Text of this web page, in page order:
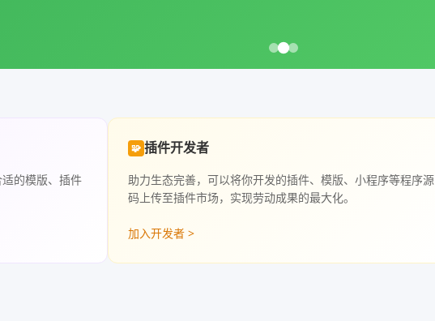
的模版、插件
🧩 插件开发者
助力生态完善，可以将你开发的插件、模版、小程序等程序源
码上传至插件市场，实现劳动成果的最大化。
加入开发者 >